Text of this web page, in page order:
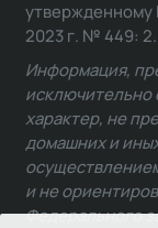
утвержденному
2023 г. № 449:
Информация,
исключительно
характер, не
домашних и
и не
Федерального